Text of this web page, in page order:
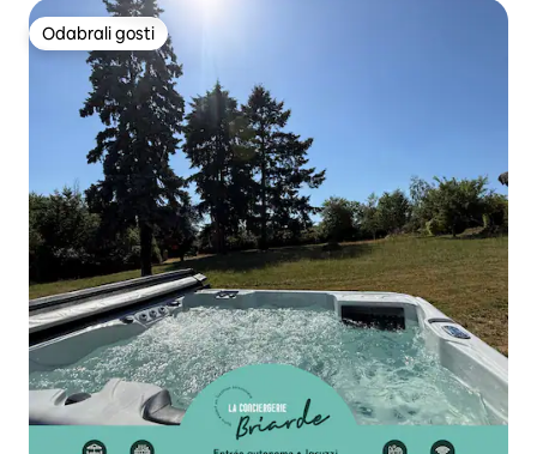
Odabrali gosti
Odabrali gosti